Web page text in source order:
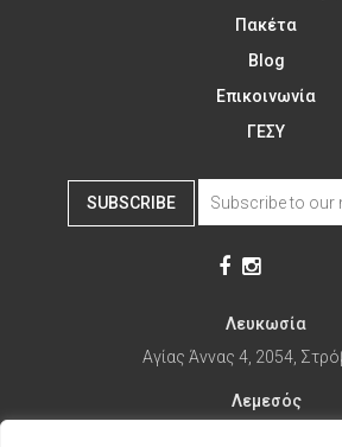
Πακέτα
Blog
Επικοινωνία
ΓΕΣΥ
SUBSCRIBE
Λευκωσία
Αγίας Άννας 4, 2054,
Λεμεσός